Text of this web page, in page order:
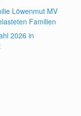
Löwenmut MV
Familien
2026 in